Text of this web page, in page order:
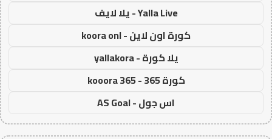
Yalla Live - يلا لايف
كورة اون لاين - koora onl
يلا كورة - yallakora
كورة 365 - kooora 365
اس جول - AS Goal